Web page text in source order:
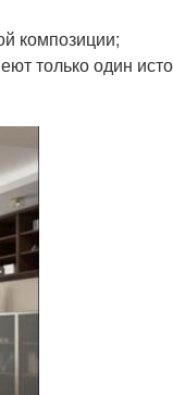
композиции;
только один